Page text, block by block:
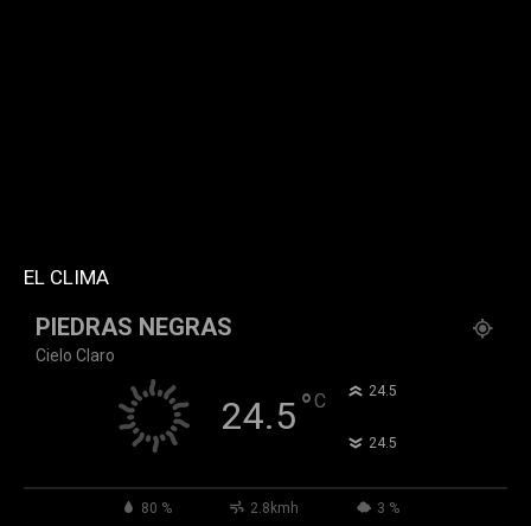
EL CLIMA
PIEDRAS NEGRAS
Cielo Claro
24.5°C 24.5
24.5
80 % 2.8kmh 3 %